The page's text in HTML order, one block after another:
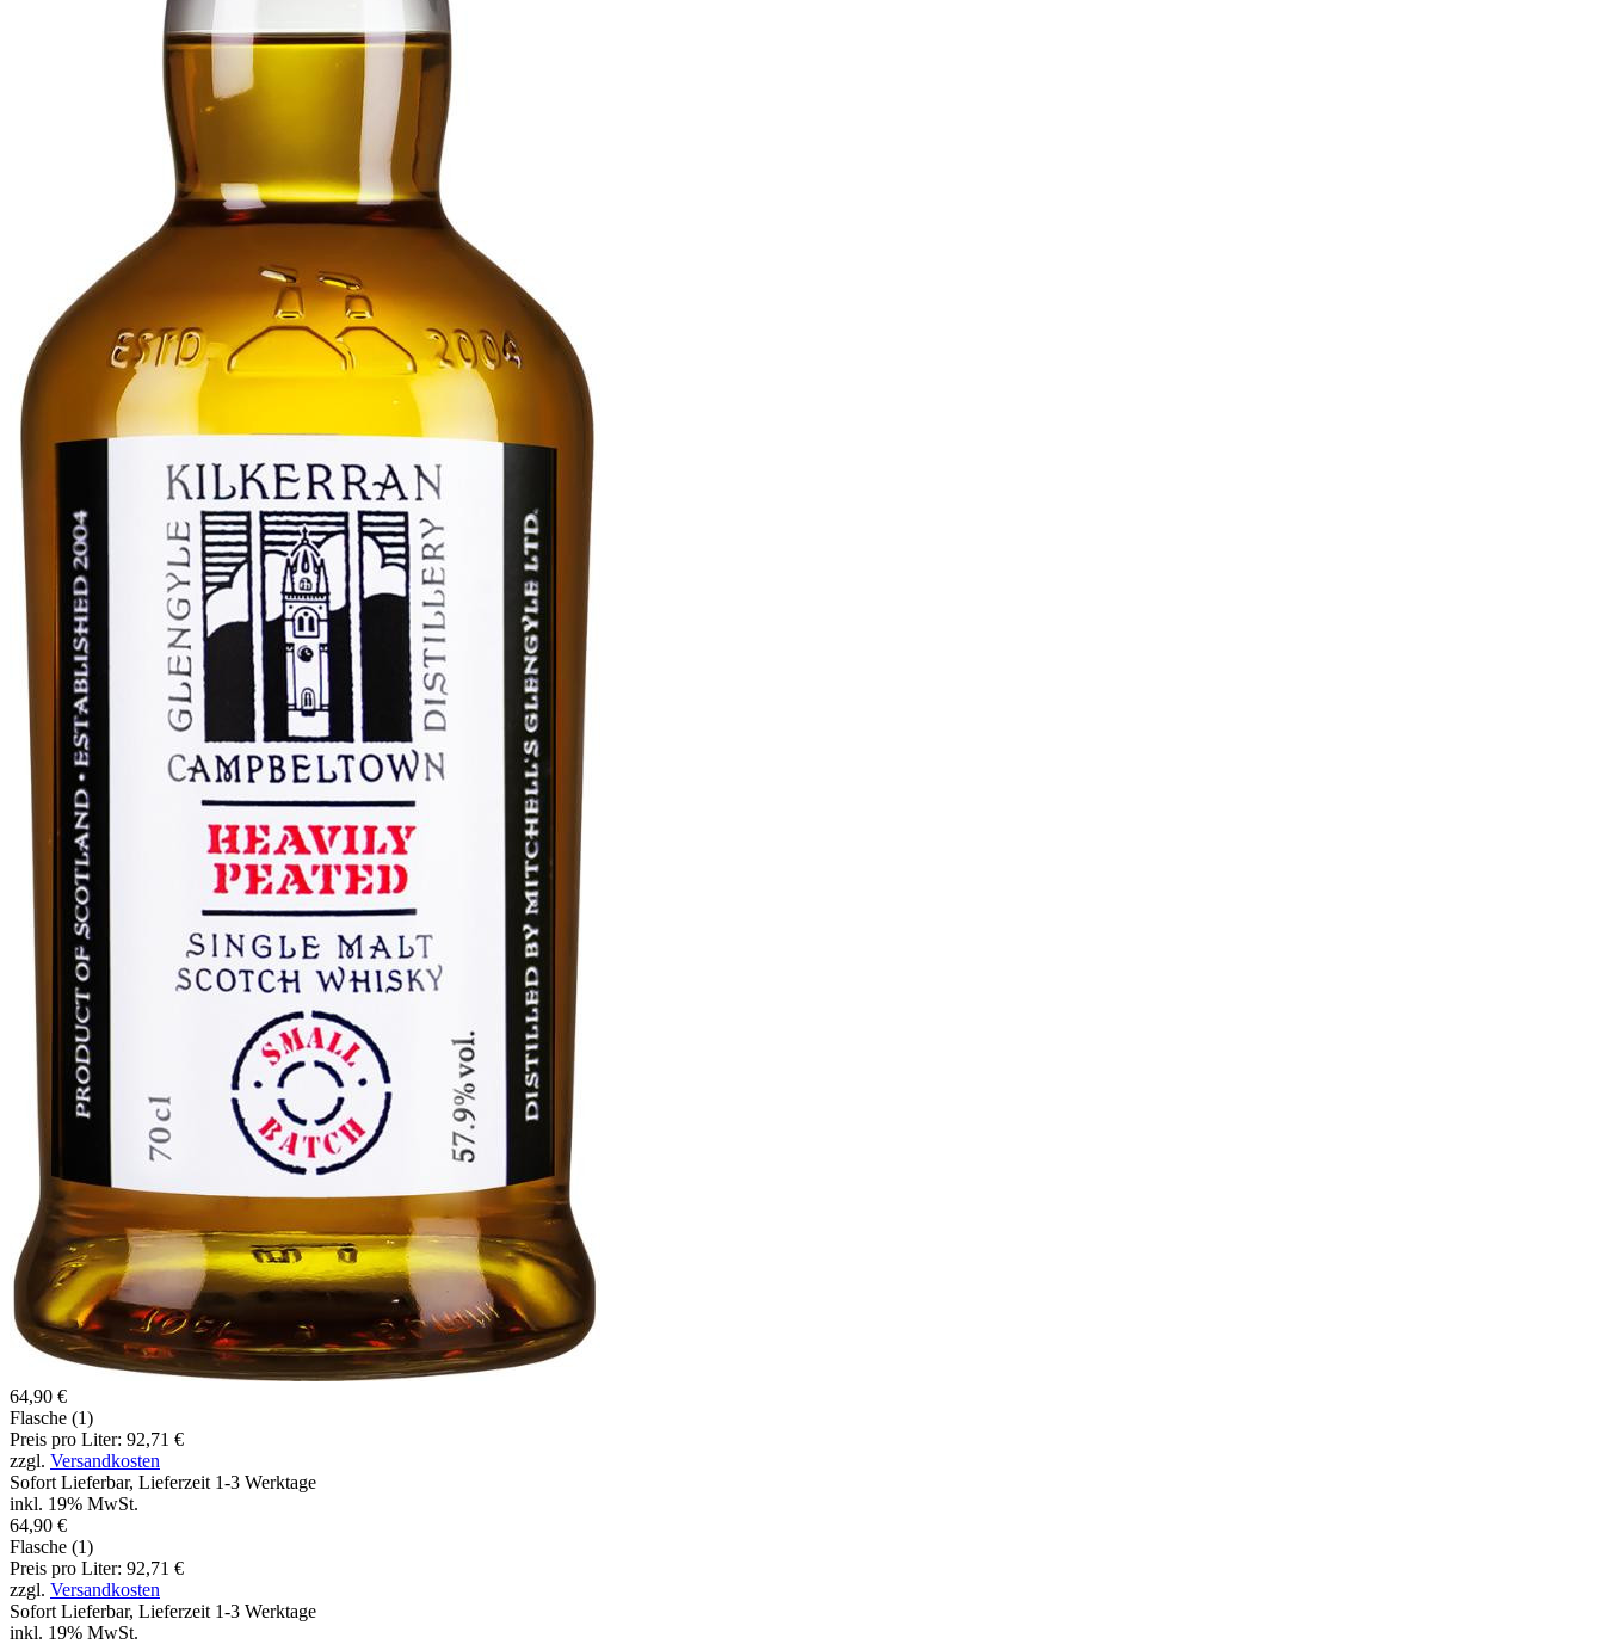
64,90 €
Flasche (1)
Preis pro Liter: 92,71 €
zzgl. Versandkosten
Sofort Lieferbar, Lieferzeit 1-3 Werktage
inkl. 19% MwSt.
64,90 €
Flasche (1)
Preis pro Liter: 92,71 €
zzgl. Versandkosten
Sofort Lieferbar, Lieferzeit 1-3 Werktage
inkl. 19% MwSt.